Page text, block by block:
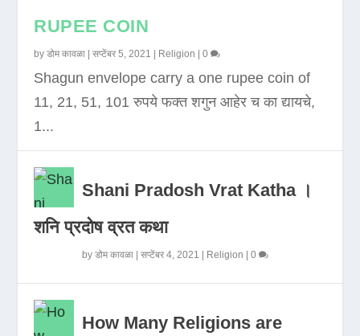
RUPEE COIN
byडोम कावळा |सप्टेंबर 5, 2021 Religion |0
Shagun envelope carry a one rupee coin of
11, 21, 51, 101 रुपये फक्त शगुन आहेर च का द्यायचे,
1...
Shani Pradosh Vrat Katha ।
शनि प्रदोष व्रत कथा
byडोम कावळा |सप्टेंबर 4, 2021 Religion |0
How Many Religions are